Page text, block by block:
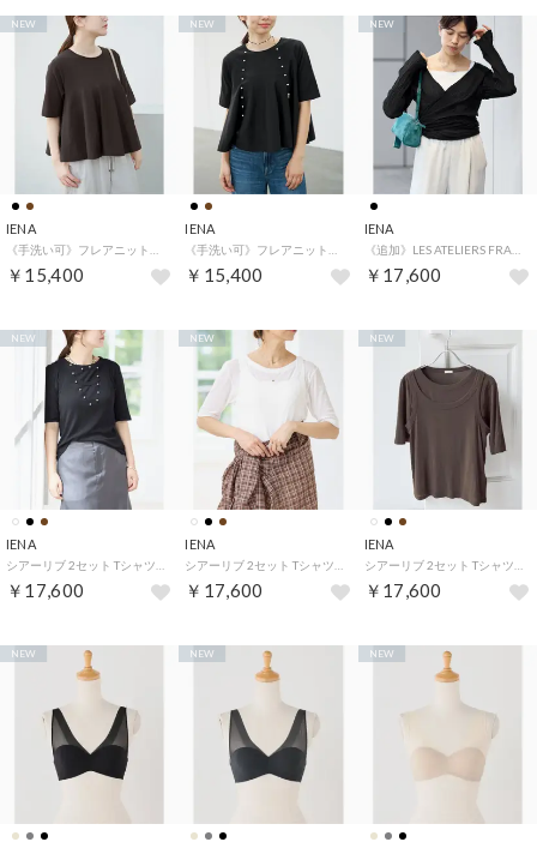
IENA
《手洗い可》フレアニット（ブラウン）
￥15,400
NEW
IENA
《手洗い可》フレアニット（ブラック）
￥15,400
NEW
IENA
《追加》LES ATELIERS FRANCAIS DE CONFECTION Cache Coeur PE26JPCACHE（ブラック）
￥17,600
NEW
IENA
￥17,600
NEW
IENA
￥17,600
NEW
IENA
￥17,600
NEW
NEW NEW NEW